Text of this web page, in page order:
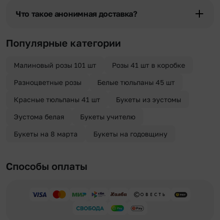
отрезка. Хотите получить цветы раньше? Оформите услугу
Что такое анонимная доставка?
«Анонимная доставка». Мы гарантируем анонимность
Популярные категории
Малиновый розы 101 шт Розы 41 шт в коробке
Разноцветные розы Белые тюльпаны 45 шт
Красные тюльпаны 41 шт Букеты из эустомы
Эустома белая Букеты учителю
Букеты на 8 марта Букеты на годовщину
Способы оплаты